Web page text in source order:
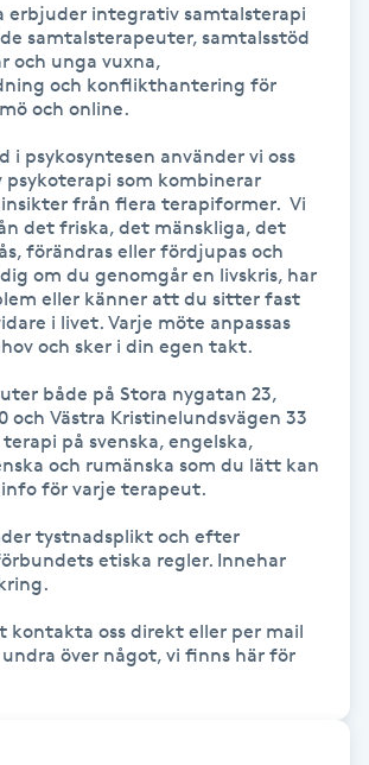
erbjuder integrativ samtalsterapi
samtalsterapeuter, samtalsstöd
och unga vuxna,
och konflikthantering för
och online.
i psykosyntesen använder vi oss
psykoterapi som kombinerar
från flera terapiformer.  Vi
det friska, det mänskliga, det
förändras eller fördjupas och
om du genomgår en livskris, har
eller känner att du sitter fast
i livet. Varje möte anpassas
och sker i din egen takt.
både på Stora nygatan 23,
och Västra Kristinelundsvägen 33
på svenska, engelska,
och rumänska som du lätt kan
för varje terapeut.
tystnadsplikt och efter
etiska regler. Innehar
kontakta oss direkt eller per mail
över något, vi finns här för